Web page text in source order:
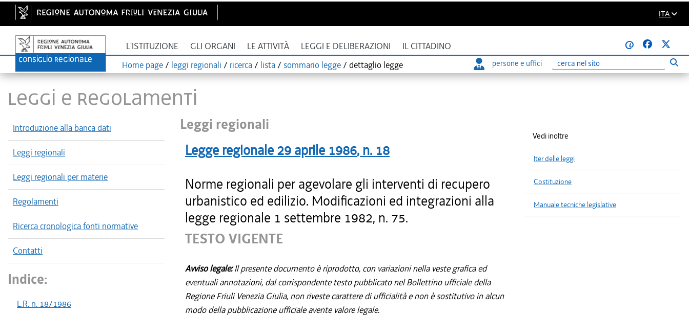
ITA
L'ISTITUZIONE GLI ORGANI LE ATTIVITÀ LEGGI E DELIBERAZIONI IL CITTADINO
@
Home page / leggi regionali / ricerca / lista / sommario legge / dettaglio legge persone e uffici
Ricerca
LEGGI E REGOLAMENTI
Introduzione alla banca dati
Leggi regionali
Leggi regionali per materie
Regolamenti
Ricerca cronologica fonti normative
Contatti
Indice:
L.R. n. 18/1986
Leggi regionali
Legge regionale 29 aprile 1986, n. 18
Norme regionali per agevolare gli interventi di recupero
urbanistico ed edilizio. Modificazioni ed integrazioni alla
legge regionale 1 settembre 1982, n. 75.
TESTO VIGENTE
Avviso legale:Il presente documento è riprodotto, con variazioni nella veste grafica ed
eventuali annotazioni, dal corrispondente testo pubblicato nel Bollettino ufficiale della
Regione Friuli Venezia Giulia, non riveste carattere di ufficialità e non è sostitutivo in alcun
modo della pubblicazione ufficiale avente valore legale.
Vedi inoltre
Iter delle leggi
Costituzione
Manuale tecniche legislative